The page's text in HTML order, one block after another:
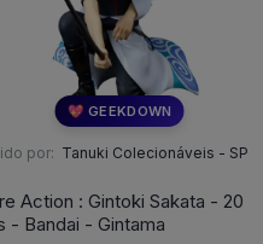
💖 GEEKDOWN
por: Tanuki Colecionáveis - SP
Action : Gintoki Sakata - 20
- Bandai - Gintama